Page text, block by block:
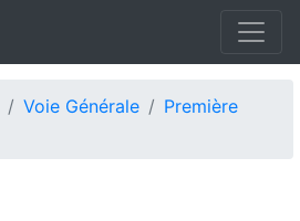
Voie Générale
Première